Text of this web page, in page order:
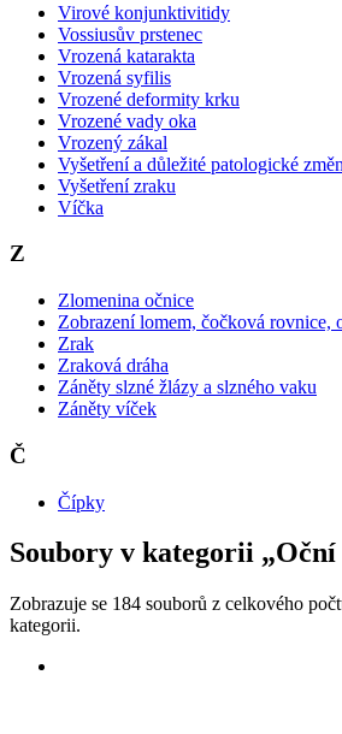
Virové konjunktivitidy
Vossiusův prstenec
Vrozená katarakta
Vrozená syfilis
Vrozené deformity krku
Vrozené vady oka
Vrozený zákal
Vyšetření a důležité patologické
Vyšetření zraku
Víčka
Z
Zlomenina očnice
Zobrazení lomem, čočková rovnice,
Zrak
Zraková dráha
Záněty slzné žlázy a slzného vaku
Záněty víček
Č
Čípky
Soubory v kategorii
Zobrazuje se 184 souborů z celkového
kategorii.